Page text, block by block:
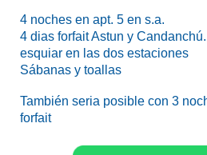
4 noches en apt. 5 en s.a.
4 dias forfait Astun y
esquiar en las dos estaciones
Sábanas y toallas
También seria posible con 3
forfait